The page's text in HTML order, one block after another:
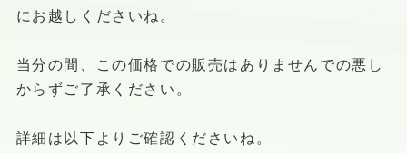
にお越しくださいね。
当分の間、この価格での販売はありませんでの悪し
からずご了承ください。
詳細は以下よりご確認くださいね。